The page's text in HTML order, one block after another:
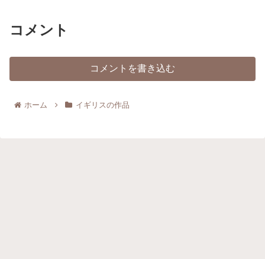
コメント
コメントを書き込む
ホーム イギリスの作品